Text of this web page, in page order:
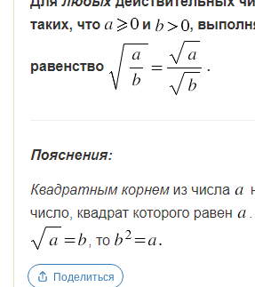
Поделиться